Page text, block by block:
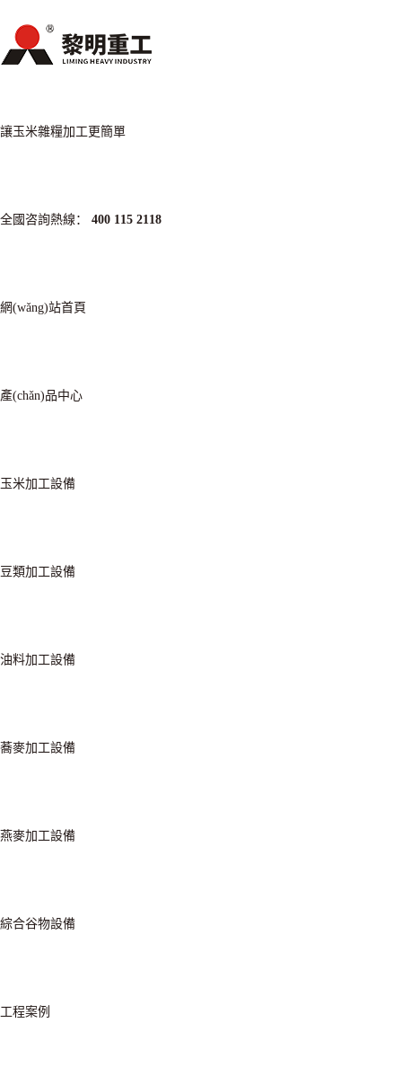
讓玉米雜糧加工更簡單
全國咨詢熱線： 400 115 2118
網(wǎng)站首頁
產(chǎn)品中心
玉米加工設備
豆類加工設備
油料加工設備
蕎麥加工設備
燕麥加工設備
綜合谷物設備
工程案例